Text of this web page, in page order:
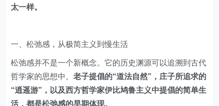
太一样。
一、松弛感，从极简主义到慢生活
松弛感并不是一个新概念。它的历史渊源可以追溯到古代
哲学家的思想中。老子提倡的“道法自然”，庄子所追求的
“逍遥游”，以及西方哲学家伊比鸠鲁主义中提倡的简单生
活，都是松弛感的早期体现。